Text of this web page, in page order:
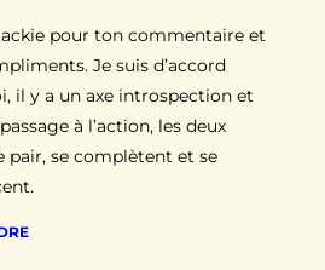
pour ton commentaire et
Je suis d’accord
il y a un axe introspection et
à l’action, les deux
pair, se complètent et se